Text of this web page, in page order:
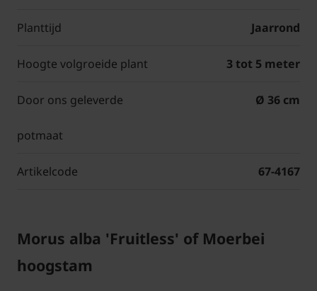
Planttijd Jaarrond
Hoogte volgroeide plant 3 tot 5 meter
Door ons geleverde
potmaat
Ø 36 cm
Artikelcode 67-4167
Morus alba 'Fruitless' of Moerbei
hoogstam